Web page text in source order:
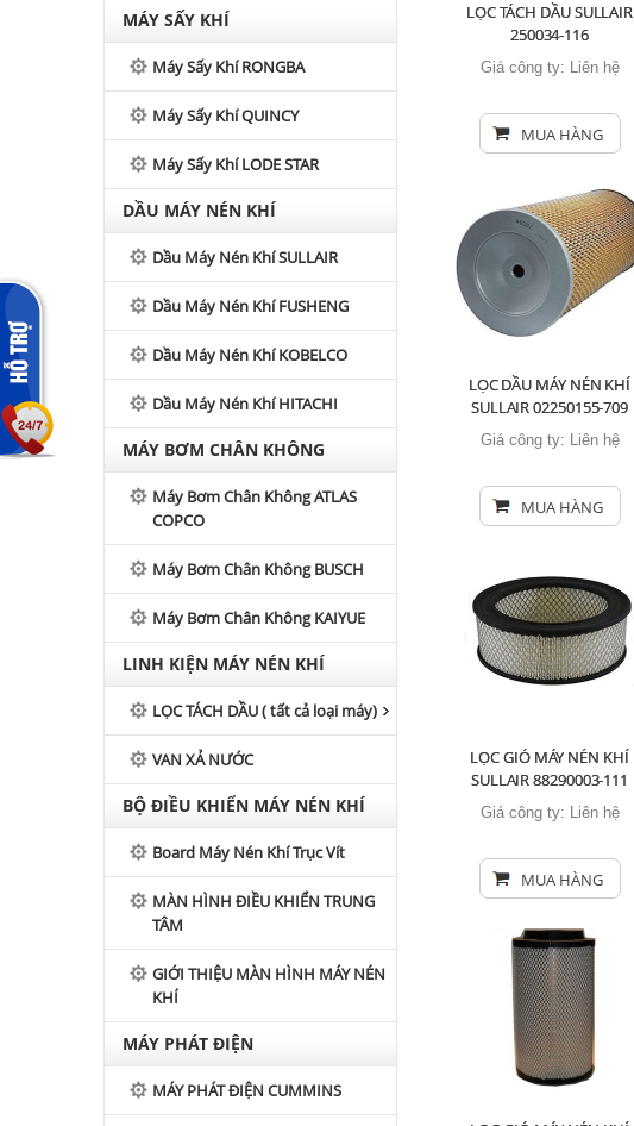
MÁY SẤY KHÍ
Máy Sấy Khí RONGBA
Máy Sấy Khí QUINCY
Máy Sấy Khí LODE STAR
DẦU MÁY NÉN KHÍ
Dầu Máy Nén Khí SULLAIR
Dầu Máy Nén Khí FUSHENG
Dầu Máy Nén Khí KOBELCO
Dầu Máy Nén Khí HITACHI
MÁY BƠM CHÂN KHÔNG
Máy Bơm Chân Không ATLAS
COPCO
Máy Bơm Chân Không BUSCH
Máy Bơm Chân Không KAIYUE
LINH KIỆN MÁY NÉN KHÍ
LỌC TÁCH DẦU ( tất cả loại máy)
VAN XẢ NƯỚC
BỘ ĐIỀU KHIỂN MÁY NÉN KHÍ
Board Máy Nén Khí Trục Vít
MÀN HÌNH ĐIỀU KHIỂN TRUNG
TÂM
GIỚI THIỆU MÀN HÌNH MÁY NÉN
KHÍ
MÁY PHÁT ĐIỆN
MÁY PHÁT ĐIỆN CUMMINS
LỌC TÁCH DẦU SULLAIR
250034-116
Giá công ty: Liên hệ
MUA HÀNG
LỌC DẦU MÁY NÉN KHÍ
SULLAIR 02250155-709
Giá công ty: Liên hệ
MUA HÀNG
LỌC GIÓ MÁY NÉN KHÍ
SULLAIR 88290003-111
Giá công ty: Liên hệ
MUA HÀNG